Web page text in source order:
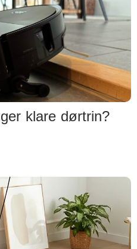
klare dørtrin?